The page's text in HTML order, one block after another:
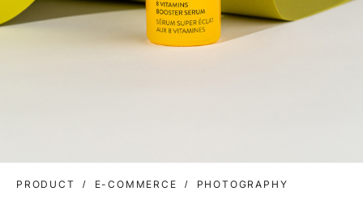
PRODUCT E-COMMERCE PHOTOGRAPHY